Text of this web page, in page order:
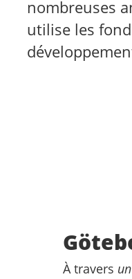
nombreuses
utilise les
À travers